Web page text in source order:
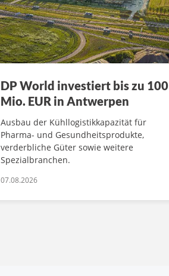
DP World investiert bis zu 100
Mio. EUR in Antwerpen
Ausbau der Kühllogistikkapazität für
Pharma- und Gesundheitsprodukte,
verderbliche Güter sowie weitere
Spezialbranchen.
07.08.2026